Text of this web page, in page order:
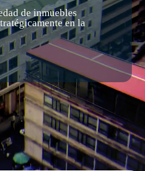
de inmuebles
en la